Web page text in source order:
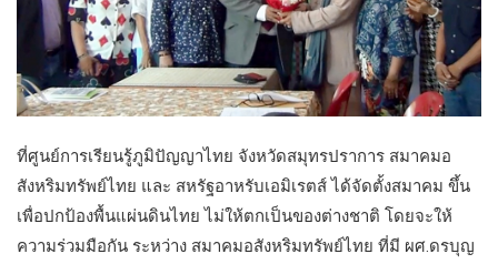
ที่ศูนย์การเรียนรู้ภูมิปัญญาไทย จังหวัดสมุทรปราการ สมาคมอ
สังหริมทรัพย์ไทย และ สหรัฐอาหรับเอมิเรตส์ ได้จัดตั้งสมาคม ขึ้น
เพื่อปกป้องพื้นแผ่นดินไทย ไม่ให้ตกเป็นของต่างชาติ โดยจะให้
ความร่วมมือกัน ระหว่าง สมาคมอสังหริมทรัพย์ไทย ที่มี ผศ.ดรบุญ